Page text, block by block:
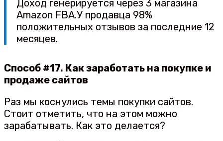
Доход генерируется через 3 магазина
Amazon FBA.У продавца 98%
положительных отзывов за последние 12
месяцев.
Способ #17. Как заработать на покупке и
продаже сайтов
Раз мы коснулись темы покупки сайтов.
Стоит отметить, что на этом можно
зарабатывать. Как это делается?